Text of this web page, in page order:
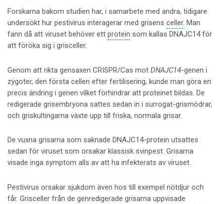
Forskarna bakom studien har, i samarbete med andra, tidigare
undersökt hur pestivirus interagerar med grisens celler. Man
fann då att viruset behöver ett protein som kallas DNAJC14 för
att föröka sig i grisceller.
Genom att rikta gensaxen CRISPR/Cas mot DNAJC14-genen i
zygoter, den första cellen efter fertilisering, kunde man göra en
precis ändring i genen vilket förhindrar att proteinet bildas. De
redigerade grisembryona sattes sedan in i surrogat-grismödrar,
och griskultingarna växte upp till friska, normala grisar.
De vuxna grisarna som saknade DNAJC14-protein utsattes
sedan för viruset som orsakar klassisk svinpest. Grisarna
visade inga symptom alls av att ha infekterats av viruset.
Pestivirus orsakar sjukdom även hos till exempel nötdjur och
får. Grisceller från de genredigerade grisarna uppvisade